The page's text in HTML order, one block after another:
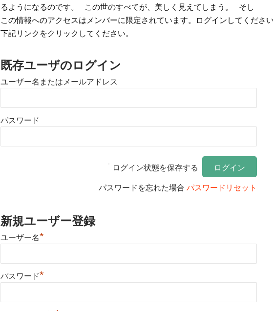
るようになるのです。 この世のすべてが、美しく見えてしまう。 そし
この情報へのアクセスはメンバーに限定されています。ログインしてくださ
下記リンクをクリックしてください。
既存ユーザのログイン
ユーザー名またはメールアドレス
パスワード
ログイン状態を保存する
パスワードを忘れた場合 パスワードリセット
新規ユーザー登録
ユーザー名*
パスワード*